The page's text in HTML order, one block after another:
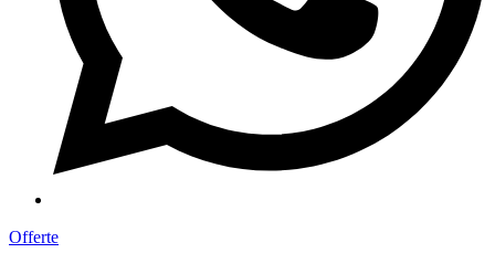
Offerte